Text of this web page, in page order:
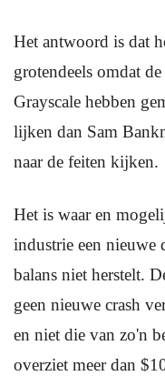
Het antwoord is dat
grotendeels omdat
Grayscale hebben
lijken dan Sam
naar de feiten kijken.
Het is waar en
industrie een nieuwe
balans niet herstelt.
geen nieuwe crash
en niet die van zo'n
overziet meer dan